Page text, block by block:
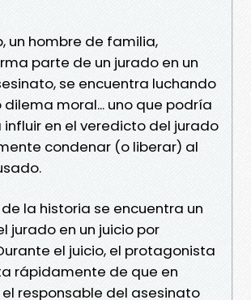
un hombre de familia,
parte de un jurado en un
se encuentra luchando
dilema moral... uno que podría
influir en el veredicto del jurado
condenar (o liberar) al
de la historia se encuentra un
jurado en un juicio por
el juicio, el protagonista
rápidamente de que en
responsable del asesinato